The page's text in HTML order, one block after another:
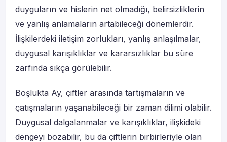
duyguların ve hislerin net olmadığı, belirsizliklerin
ve yanlış anlamaların artabileceği dönemlerdir.
İlişkilerdeki iletişim zorlukları, yanlış anlaşılmalar,
duygusal karışıklıklar ve kararsızlıklar bu süre
zarfında sıkça görülebilir.
Boşlukta Ay, çiftler arasında tartışmaların ve
çatışmaların yaşanabileceği bir zaman dilimi olabilir.
Duygusal dalgalanmalar ve karışıklıklar, ilişkideki
dengeyi bozabilir, bu da çiftlerin birbirleriyle olan